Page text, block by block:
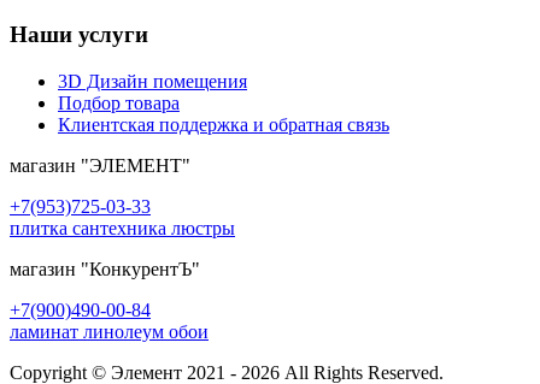
Наши услуги
3D Дизайн помещения
Подбор товара
Клиентская поддержка и обратная связь
магазин "ЭЛЕМЕНТ"
+7(953)725-03-33
плитка сантехника люстры
магазин "КонкурентЪ"
+7(900)490-00-84
ламинат линолеум обои
Copyright © Элемент 2021 - 2026 All Rights Reserved.